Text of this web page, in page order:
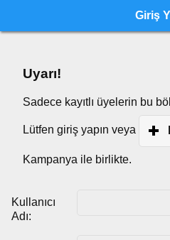
Giriş
Uyarı!
Sadece kayıtlı üyelerin bu
Lütfen giriş yapın veya
Kampanya ile birlikte.
Kullanıcı
Adı: